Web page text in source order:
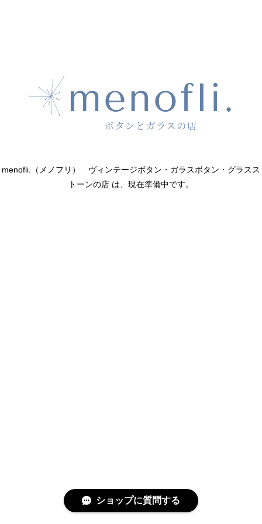
menofli.（メノフリ） ヴィンテージボタン・ガラスボタン・グラスス
トーンの店 は、現在準備中です。
ショップに質問する